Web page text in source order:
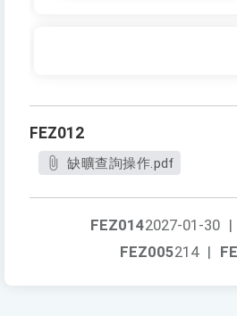
FEZ012
缺曠查詢操作.pdf
FEZ0142027-01-30 |
FEZ005214 |